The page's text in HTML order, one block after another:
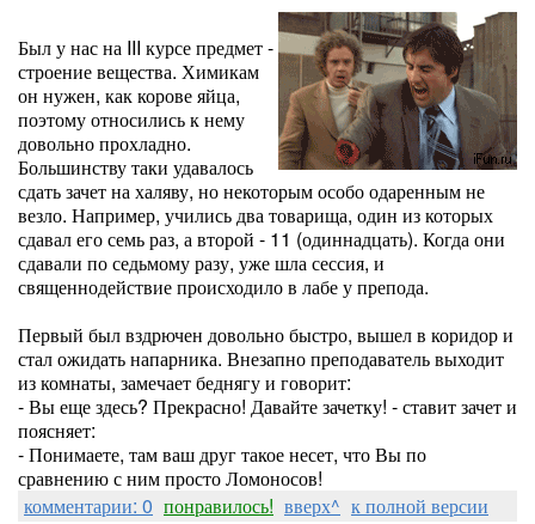
Был у нас на III курсе предмет -
строение вещества. Химикам
он нужен, как корове яйца,
поэтому относились к нему
довольно прохладно.
Большинству таки удавалось
сдать зачет на халяву, но некоторым особо одаренным не
везло. Например, учились два товарища, один из которых
сдавал его семь раз, а второй - 11 (одиннадцать). Когда они
сдавали по седьмому разу, уже шла сессия, и
священнодействие происходило в лабе у препода.
Первый был вздрючен довольно быстро, вышел в коридор и
стал ожидать напарника. Внезапно преподаватель выходит
из комнаты, замечает беднягу и говорит:
- Вы еще здесь? Прекрасно! Давайте зачетку! - ставит зачет и
поясняет:
- Понимаете, там ваш друг такое несет, что Вы по
сравнению с ним просто Ломоносов!
комментарии: 0 понравилось! вверх^ к полной версии